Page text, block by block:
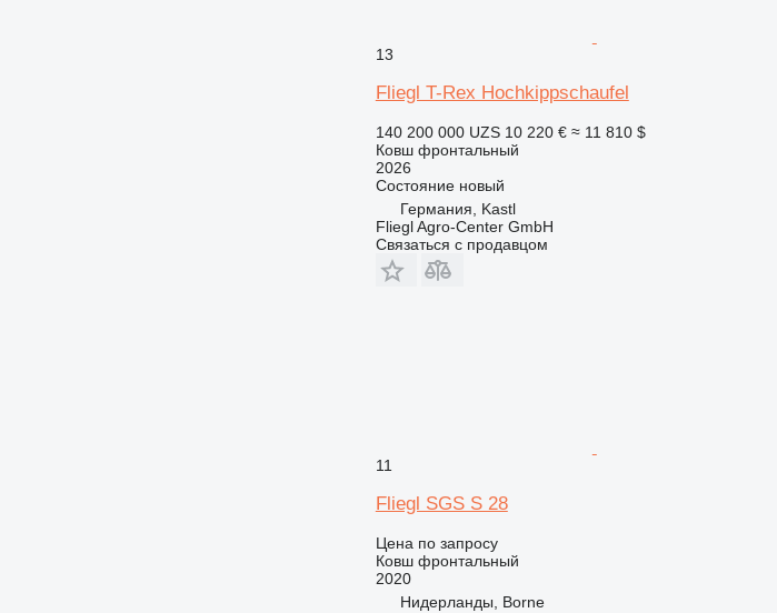
13
Fliegl T-Rex Hochkippschaufel
140 200 000 UZS 10 220 € ≈ 11 810 $
Ковш фронтальный
2026
Состояниеновый
Германия, Kastl
Fliegl Agro-Center GmbH
Связаться с продавцом
11
Fliegl SGS S 28
Цена по запросу
Ковш фронтальный
2020
Нидерланды, Borne